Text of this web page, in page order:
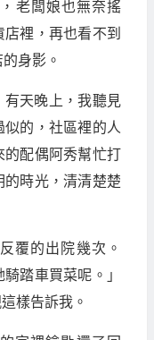
老闆娘也無奈搖
裡，再也看不到
身影。
有天晚上，我聽見
的，社區裡的人
的配偶阿秀幫忙打
時光，清清楚楚
覆的出院幾次。
踏車買菜呢。」
樣告訴我。